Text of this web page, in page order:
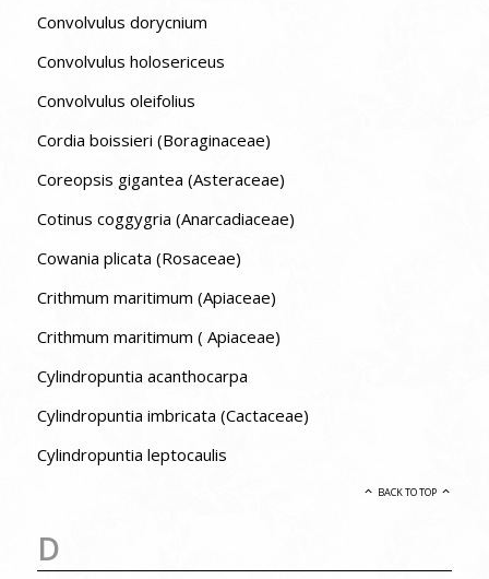
Convolvulus dorycnium
Convolvulus holosericeus
Convolvulus oleifolius
Cordia boissieri (Boraginaceae)
Coreopsis gigantea (Asteraceae)
Cotinus coggygria (Anarcadiaceae)
Cowania plicata (Rosaceae)
Crithmum maritimum (Apiaceae)
Crithmum maritimum ( Apiaceae)
Cylindropuntia acanthocarpa
Cylindropuntia imbricata (Cactaceae)
Cylindropuntia leptocaulis
BACK TO TOP
D